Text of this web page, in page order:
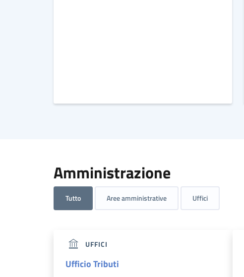
Amministrazione
Tutto Aree amministrative Uffici
UFFICI
Ufficio Tributi